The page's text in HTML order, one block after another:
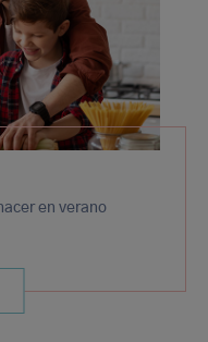
en verano